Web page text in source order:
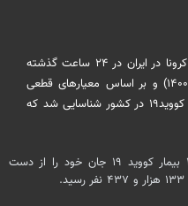
آمار تعداد مبتلایان، فوتی‌ها و بهبودیافتگان کرونا در ایران در ۲۴ ساعت گذشته
اعلام شد.از دیروز تا امروز( ۲۲ بهمن ماه ۱۴۰۰) و بر اساس معیارهای قطعی
تشخیصی، ۳۱ هزار و ۲۴۷ مبتلای جدید به کووید۱۹ در کشور شناسایی شد که
متأسفانه در طول ۲۴ ساعت گذشته، ۱۴۳ بیمار کووید ۱۹ جان خود را از دست